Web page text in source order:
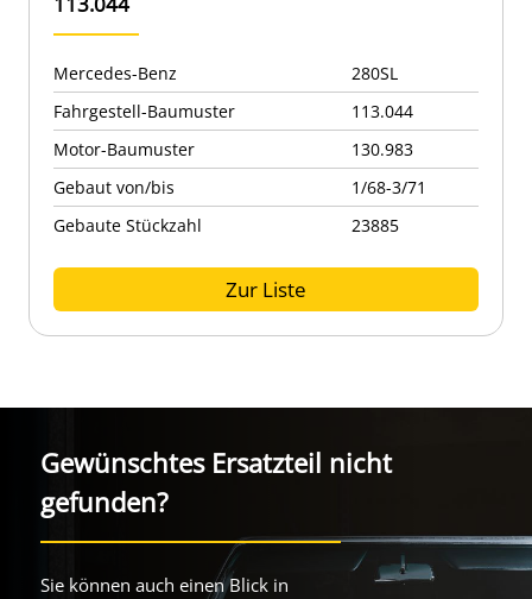
Mercedes-Benz
280SL
Fahrgestell-Baumuster
113.044
Motor-Baumuster
130.983
Gebaut von/bis
1/68-3/71
Gebaute Stückzahl
23885
Zur Liste
Gewünschtes Ersatzteil nicht
gefunden?
Sie können auch einen Blick in